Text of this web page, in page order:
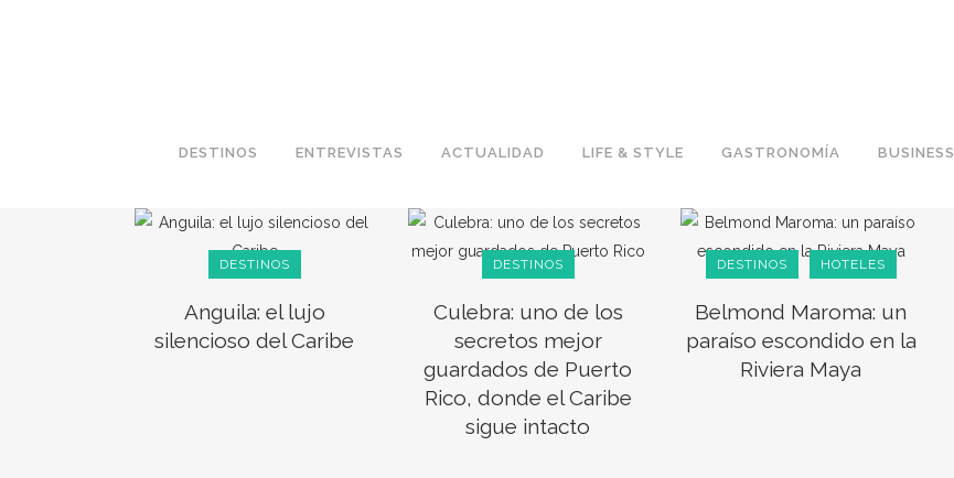
DESTINOS ENTREVISTAS ACTUALIDAD LIFE & STYLE GASTRONOMÍA BUSINESS
DESTINOS
Anguila: el lujo
silencioso del Caribe
DESTINOS
Culebra: uno de los
secretos mejor
guardados de Puerto
Rico, donde el Caribe
sigue intacto
DESTINOS HOTELES
Belmond Maroma: un
paraíso escondido en la
Riviera Maya